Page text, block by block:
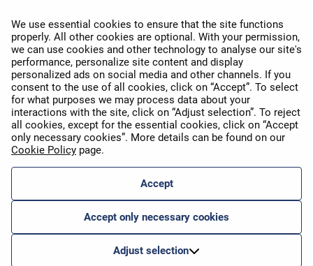
We use essential cookies to ensure that the site functions
properly. All other cookies are optional. With your permission,
we can use cookies and other technology to analyse our site's
performance, personalize site content and display
personalized ads on social media and other channels. If you
consent to the use of all cookies, click on “Accept”. To select
for what purposes we may process data about your
interactions with the site, click on “Adjust selection”. To reject
all cookies, except for the essential cookies, click on “Accept
only necessary cookies”. More details can be found on our
Cookie Policy page.
Accept
Accept only necessary cookies
Adjust selection
лучший Wi-Fi в Европе
APEX 2026 Five Star Major
Airline Award
Премия Flyers' Choice 2025